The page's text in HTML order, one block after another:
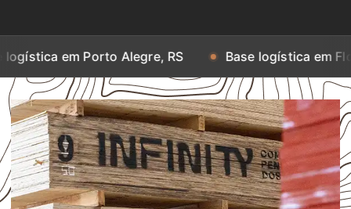
Porto Alegre, RS Base logística em Florianópolis,